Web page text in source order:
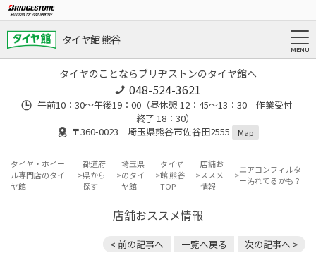
タイヤ館 熊谷
タイヤのことならブリヂストンのタイヤ館へ
048-524-3621
午前10：30～午後19：00（昼休憩 12：45～13：30 作業受付
終了 18：30）
〒360-0023 埼玉県熊谷市佐谷田2555
Map
タイヤ・ホイー
ル専門店のタイ
ヤ館
都道府
県から
探す
埼玉県
のタイ
ヤ館
タイヤ
館 熊谷
TOP
店舗お
ススメ
情報
エアコンフィルタ
ー汚れてるかも？
店舗おススメ情報
< 前の記事へ 一覧へ戻る 次の記事へ >